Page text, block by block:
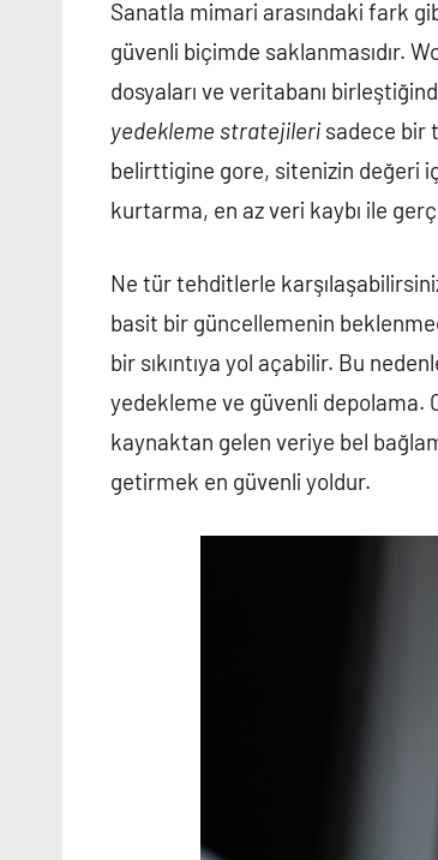
Sanatla mimari arasındaki fark
güvenli biçimde saklanmasıdır.
dosyaları ve veritabanı
yedekleme stratejileri sadece bir
belirttigine gore, sitenizin değeri
kurtarma, en az veri kaybı ile
Ne tür tehditlerle
basit bir güncellemenin
bir sıkıntıya yol açabilir. Bu
yedekleme ve güvenli depolama.
kaynaktan gelen veriye bel
getirmek en güvenli yoldur.